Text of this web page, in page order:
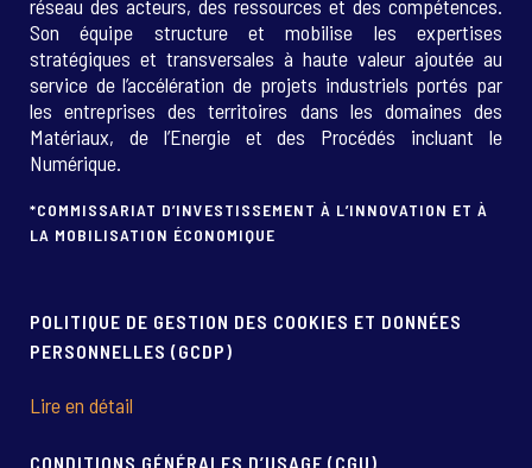
réseau des acteurs, des ressources et des compétences.
Son équipe structure et mobilise les expertises
stratégiques et transversales à haute valeur ajoutée au
service de l’accélération de projets industriels portés par
les entreprises des territoires dans les domaines des
Matériaux, de l’Energie et des Procédés incluant le
Numérique.
*COMMISSARIAT D’INVESTISSEMENT À L’INNOVATION ET À
LA MOBILISATION ÉCONOMIQUE
POLITIQUE DE GESTION DES COOKIES ET DONNÉES
PERSONNELLES (GCDP)
Lire en détail
CONDITIONS GÉNÉRALES D’USAGE (CGU)